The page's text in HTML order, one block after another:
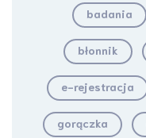
badania
błonnik
e-rejestracja
gorączka